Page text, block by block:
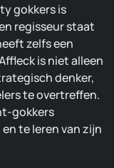
gokkers is
regisseur staat
zelfs een
is niet alleen
denker,
te overtreffen.
gokkers
te leren van zijn